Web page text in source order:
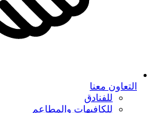
التعاون معنا
للفنادق
للكافيهات والمطاعم